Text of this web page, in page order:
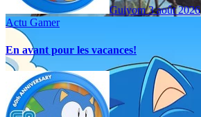
Guiyom3 août 2026
Actu Gamer
En avant pour les vacances!